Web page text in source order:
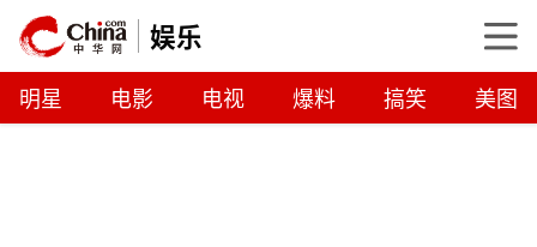
娱乐
明星 电影 电视 爆料 搞笑 美图